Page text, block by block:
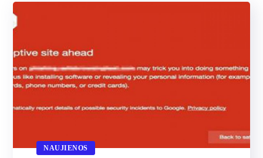
NAUJIENOS